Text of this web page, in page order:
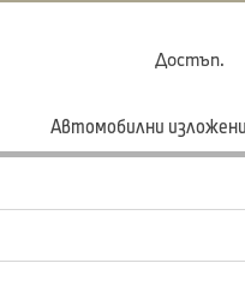
Достъп.
Автомобилни